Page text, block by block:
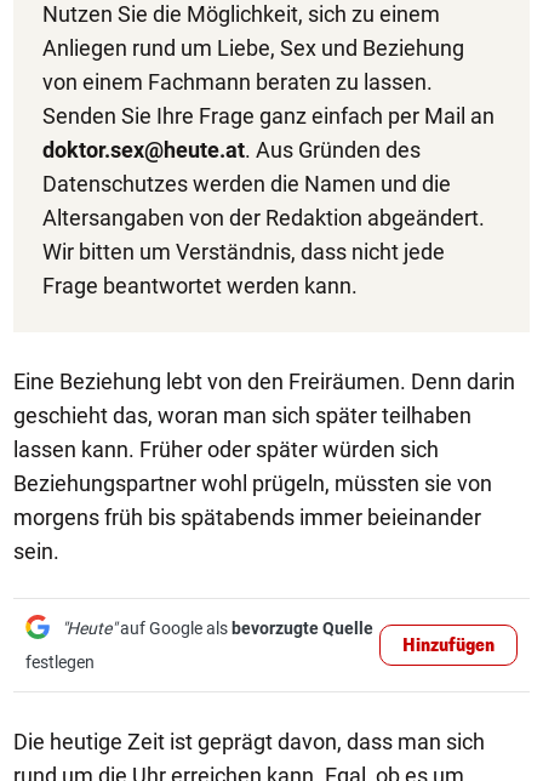
Nutzen Sie die Möglichkeit, sich zu einem
Anliegen rund um Liebe, Sex und Beziehung
von einem Fachmann beraten zu lassen.
Senden Sie Ihre Frage ganz einfach per Mail an
doktor.sex@heute.at. Aus Gründen des
Datenschutzes werden die Namen und die
Altersangaben von der Redaktion abgeändert.
Wir bitten um Verständnis, dass nicht jede
Frage beantwortet werden kann.
Eine Beziehung lebt von den Freiräumen. Denn darin
geschieht das, woran man sich später teilhaben
lassen kann. Früher oder später würden sich
Beziehungspartner wohl prügeln, müssten sie von
morgens früh bis spätabends immer beieinander
sein.
"Heute"auf Google als bevorzugte Quelle
festlegen
Hinzufügen
Die heutige Zeit ist geprägt davon, dass man sich
rund um die Uhr erreichen kann. Egal, ob es um